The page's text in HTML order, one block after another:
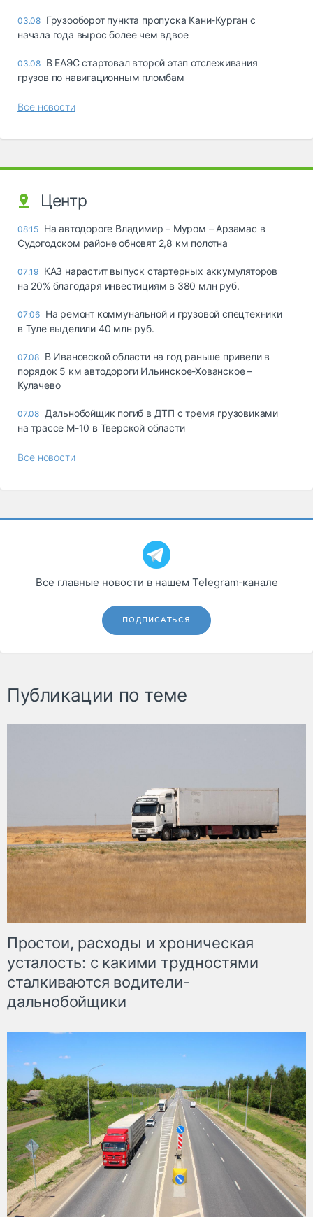
03.08 Грузооборот пункта пропуска Кани-Курган с
начала года вырос более чем вдвое
03.08 В ЕАЭС стартовал второй этап отслеживания
грузов по навигационным пломбам
Все новости
Центр
08:15 На автодороге Владимир – Муром – Арзамас в
Судогодском районе обновят 2,8 км полотна
07:19 КАЗ нарастит выпуск стартерных аккумуляторов
на 20% благодаря инвестициям в 380 млн руб.
07:06 На ремонт коммунальной и грузовой спецтехники
в Туле выделили 40 млн руб.
07.08 В Ивановской области на год раньше привели в
порядок 5 км автодороги Ильинское-Хованское –
Кулачево
07.08 Дальнобойщик погиб в ДТП с тремя грузовиками
на трассе М-10 в Тверской области
Все новости
Все главные новости в нашем Telegram‑канале
ПОДПИСАТЬСЯ
Публикации по теме
Простои, расходы и хроническая
усталость: с какими трудностями
сталкиваются водители-
дальнобойщики